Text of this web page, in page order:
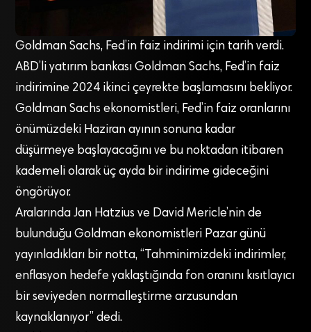
Goldman Sachs, Fed’in faiz indirimi için tarih verdi.
ABD’li yatırım bankası Goldman Sachs, Fed’in faiz
indirimine 2024 ikinci çeyrekte başlamasını bekliyor.
Goldman Sachs ekonomistleri, Fed’in faiz oranlarını
önümüzdeki Haziran ayının sonuna kadar
düşürmeye başlayacağını ve bu noktadan itibaren
kademeli olarak üç ayda bir indirime gideceğini
öngörüyor.
Aralarında Jan Hatzius ve David Mericle’nin de
bulunduğu Goldman ekonomistleri Pazar günü
yayınladıkları bir notta, “Tahminimizdeki indirimler,
enflasyon hedefe yaklaştığında fon oranını kısıtlayıcı
bir seviyeden normalleştirme arzusundan
kaynaklanıyor” dedi.